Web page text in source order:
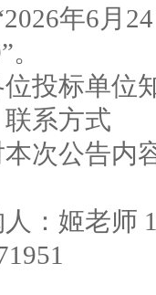
2026年6 月 24
”。
投标单位
联系方式
本次公告内
：姬老师